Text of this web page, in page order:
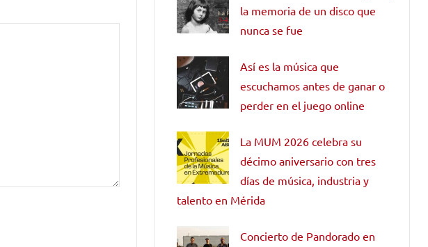
la memoria de un disco que
nunca se fue
Así es la música que
escuchamos antes de ganar o
perder en el juego online
La MUM 2026 celebra su
décimo aniversario con tres
días de música, industria y
talento en Mérida
Concierto de Pandorado en